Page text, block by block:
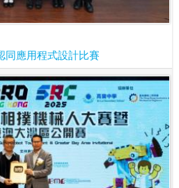
同應用程式設計比賽